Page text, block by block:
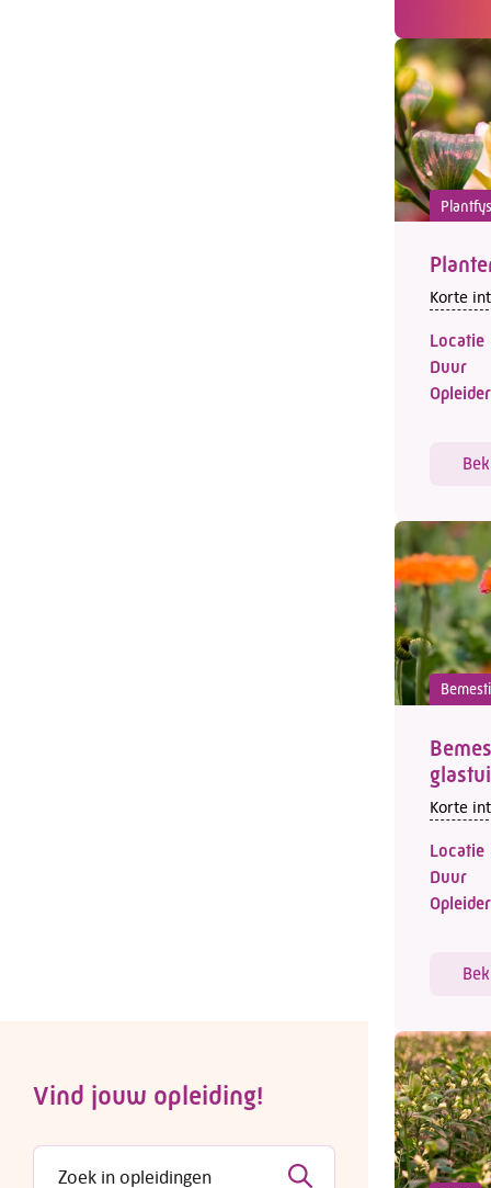
Vind jouw opleiding!
Korte
Locatie
Duur
Opleider
Korte
Locatie
Duur
Opleider